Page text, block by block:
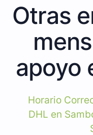
Otras
apoyo
Horario
DHL en